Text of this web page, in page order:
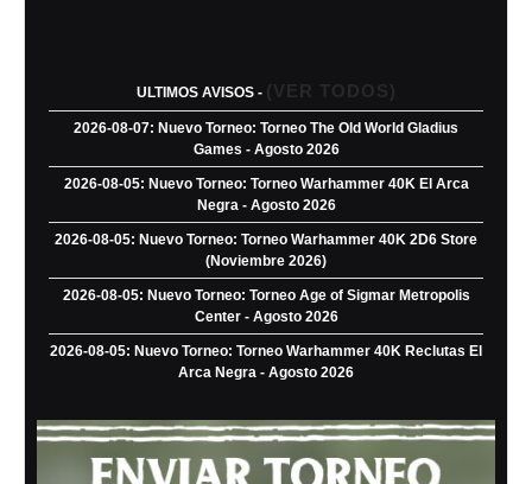
ULTIMOS AVISOS - (VER TODOS)
2026-08-07: Nuevo Torneo: Torneo The Old World Gladius
Games - Agosto 2026
2026-08-05: Nuevo Torneo: Torneo Warhammer 40K El Arca
Negra - Agosto 2026
2026-08-05: Nuevo Torneo: Torneo Warhammer 40K 2D6 Store
(Noviembre 2026)
2026-08-05: Nuevo Torneo: Torneo Age of Sigmar Metropolis
Center - Agosto 2026
2026-08-05: Nuevo Torneo: Torneo Warhammer 40K Reclutas El
Arca Negra - Agosto 2026